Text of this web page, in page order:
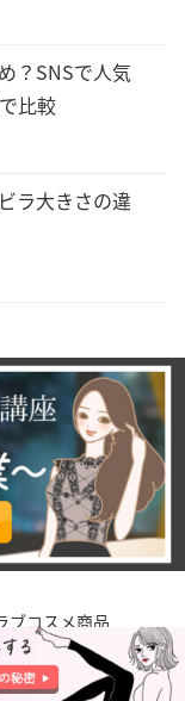
？SNSで人気
比較
ラ大きさの違
ブコスメ商品